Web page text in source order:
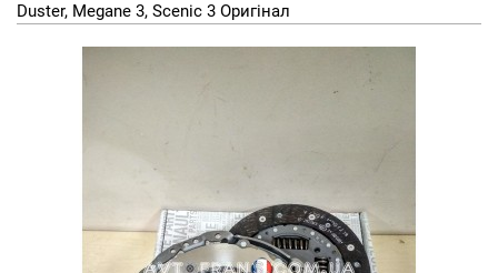
Duster, Megane 3, Scenic 3 Оригінал